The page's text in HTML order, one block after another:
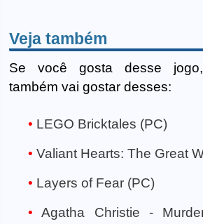
Veja também
Se você gosta desse jogo,
também vai gostar desses:
LEGO Bricktales (PC)
Valiant Hearts: The Great
Layers of Fear (PC)
Agatha Christie -